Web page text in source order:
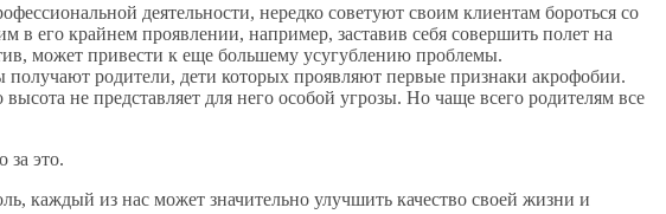
деятельности, нередко советуют своим клиентам бороться со
в его крайнем проявлении, например, заставив себя совершить полет на
может привести к еще большему усугублению проблемы.
получают родители, дети которых проявляют первые признаки акрофобии.
не представляет для него особой угрозы. Но чаще всего родителям все
за это.
каждый из нас может значительно улучшить качество своей жизни и